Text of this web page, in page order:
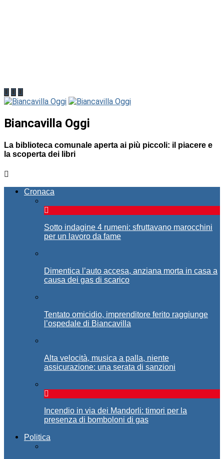
Biancavilla Oggi
La biblioteca comunale aperta ai più piccoli: il piacere e
la scoperta dei libri
Cronaca
Sotto indagine 4 rumeni: sfruttavano marocchini
per un lavoro da fame
Dimentica l’auto accesa, anziana morta in casa a
causa dei gas di scarico
Tentato omicidio, imprenditore ferito raggiunge
l’ospedale di Biancavilla
Alta velocità, musica a palla, niente
assicurazione: una serata di sanzioni
Incendio in via dei Mandorli: timori per la
presenza di bomboloni di gas
Politica